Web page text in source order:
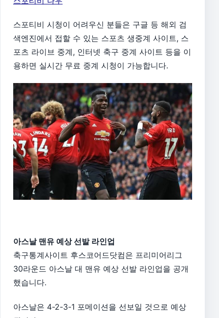
스포티비 시청이 어려우신 분들은 구글 등 해외 검
색엔진에서 접할 수 있는 스포츠 생중계 사이트, 스
포츠 라이브 중계, 인터넷 축구 중계 사이트 등을 이
용하면 실시간 무료 중계 시청이 가능합니다.
아스날 맨유 예상 선발 라인업
축구통계사이트 후스코어드닷컴은 프리미어리그
30라운드 아스날 대 맨유 예상 선발 라인업을 공개
했습니다.
아스날은 4-2-3-1 포메이션을 선보일 것으로 예상